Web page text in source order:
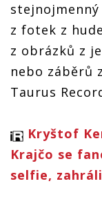
z fotek z
z obrázků z
nebo záběrů
Taurus
Kryštof
Krajčo se
selfie,